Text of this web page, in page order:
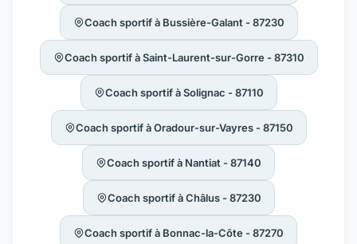
Coach sportif à Bussière-Galant - 87230
Coach sportif à Saint-Laurent-sur-Gorre - 87310
Coach sportif à Solignac - 87110
Coach sportif à Oradour-sur-Vayres - 87150
Coach sportif à Nantiat - 87140
Coach sportif à Châlus - 87230
Coach sportif à Bonnac-la-Côte - 87270